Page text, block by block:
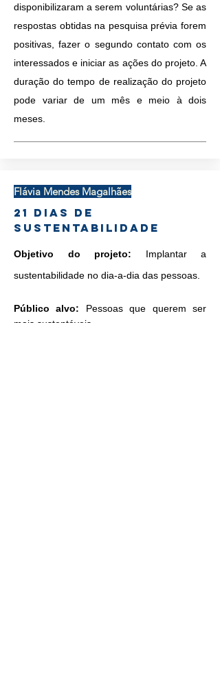
disponibilizaram a serem voluntárias? Se as
respostas obtidas na pesquisa prévia forem
positivas, fazer o segundo contato com os
interessados e iniciar as ações do projeto. A
duração do tempo de realização do projeto
pode variar de um mês e meio à dois
meses.
Flávia Mendes Magalhães
21 dias de
sustentabilidade
Objetivo do projeto: Implantar a
sustentabilidade no dia-a-dia das pessoas.
Público alvo: Pessoas que querem ser
mais sustentáveis